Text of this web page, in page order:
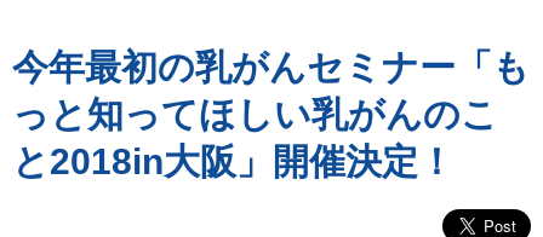
今年最初の乳がんセミナー「も
っと知ってほしい乳がんのこ
と2018in大阪」開催決定！